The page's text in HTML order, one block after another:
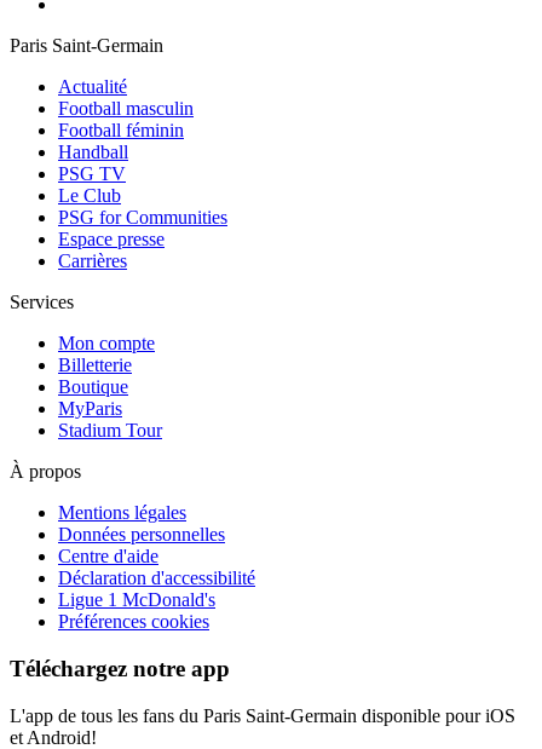
Paris Saint-Germain
Actualité
Football masculin
Football féminin
Handball
PSG TV
Le Club
PSG for Communities
Espace presse
Carrières
Services
Mon compte
Billetterie
Boutique
MyParis
Stadium Tour
À propos
Mentions légales
Données personnelles
Centre d'aide
Déclaration d'accessibilité
Ligue 1 McDonald's
Préférences cookies
Téléchargez notre app
L'app de tous les fans du Paris Saint-Germain disponible pour iOS
et Android!